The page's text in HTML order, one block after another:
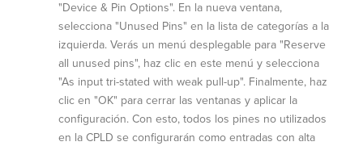
"Device & Pin Options". En la nueva ventana,
selecciona "Unused Pins" en la lista de categorías a la
izquierda. Verás un menú desplegable para "Reserve
all unused pins", haz clic en este menú y selecciona
"As input tri-stated with weak pull-up". Finalmente, haz
clic en "OK" para cerrar las ventanas y aplicar la
configuración. Con esto, todos los pines no utilizados
en la CPLD se configurarán como entradas con alta